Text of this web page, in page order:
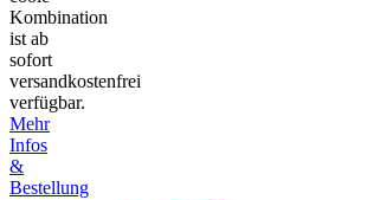
Kombination
ist ab
sofort
versandkostenfrei
verfügbar.
Mehr
Infos
&
Bestellung